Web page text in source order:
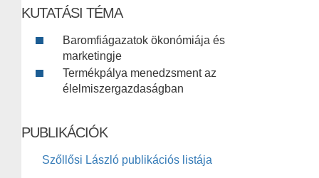
KUTATÁSI TÉMA
Baromfiágazatok ökonómiája és
marketingje
Termékpálya menedzsment az
élelmiszergazdaságban
PUBLIKÁCIÓK
Szőllősi László publikációs listája